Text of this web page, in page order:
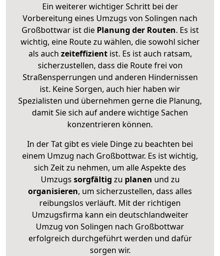
Ein weiterer wichtiger Schritt bei der
Vorbereitung eines Umzugs von Solingen nach
Großbottwar ist diePlanung der Routen. Es ist
wichtig, eine Route zu wählen, die sowohl sicher
als auch zeiteffizientist. Es ist auch ratsam,
sicherzustellen, dass die Route frei von
Straßensperrungen und anderen Hindernissen
ist. Keine Sorgen, auch hier haben wir
Spezialisten und übernehmen gerne die Planung,
damit Sie sich auf andere wichtige Sachen
konzentrieren können.
In der Tat gibt es viele Dinge zu beachten bei
einem Umzug nach Großbottwar. Es ist wichtig,
sich Zeit zu nehmen, um alle Aspekte des
Umzugs sorgfältig zu planen und zu
organisieren, um sicherzustellen, dass alles
reibungslos verläuft. Mit der richtigen
Umzugsfirma kann ein deutschlandweiter
Umzug von Solingen nach Großbottwar
erfolgreich durchgeführt werden und dafür
sorgen wir.